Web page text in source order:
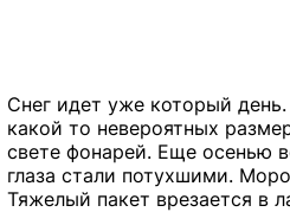
Снег идет уже который
какой то невероятных
свете фонарей. Еще осенью
глаза стали потухшими.
Тяжелый пакет врезается в